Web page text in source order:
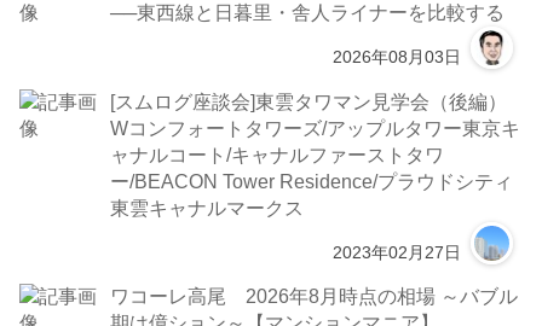
──東西線と日暮里・舎人ライナーを比較する
2026年08月03日
[スムログ座談会]東雲タワマン見学会（後編）
Wコンフォートタワーズ/アップルタワー東京キ
ャナルコート/キャナルファーストタワ
ー/BEACON Tower Residence/プラウドシティ
東雲キャナルマークス
2023年02月27日
ワコーレ高尾 2026年8月時点の相場 ～バブル